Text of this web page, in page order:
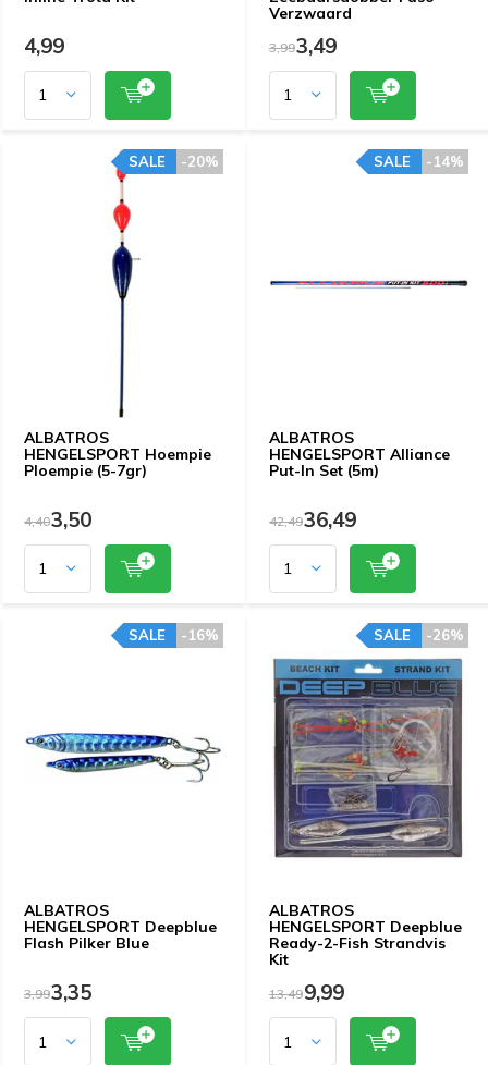
4,99
Verzwaard
3,993,49
ALBATROS
HENGELSPORT Hoempie
Ploempie (5-7gr)
-20%
SALE
4,403,50
ALBATROS
HENGELSPORT Alliance
Put-In Set (5m)
-14%
SALE
42,4936,49
ALBATROS
HENGELSPORT Deepblue
Flash Pilker Blue
-16%
SALE
3,993,35
ALBATROS
HENGELSPORT Deepblue
Ready-2-Fish Strandvis
Kit
-26%
SALE
13,499,99